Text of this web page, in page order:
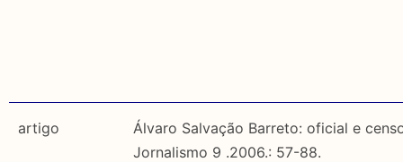
artigo
Álvaro Salvação Barreto: oficial e
Jornalismo 9 .2006.: 57-88.